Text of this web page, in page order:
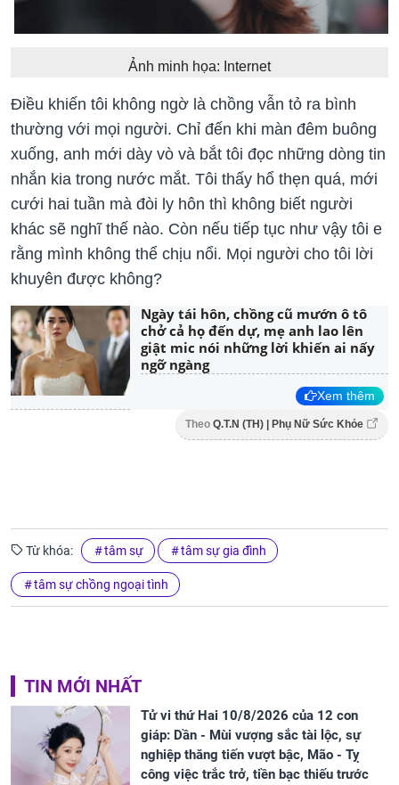
Ảnh minh họa: Internet
Điều khiến tôi không ngờ là chồng vẫn tỏ ra bình
thường với mọi người. Chỉ đến khi màn đêm buông
xuống, anh mới dày vò và bắt tôi đọc những dòng tin
nhắn kia trong nước mắt. Tôi thấy hổ thẹn quá, mới
cưới hai tuần mà đòi ly hôn thì không biết người
khác sẽ nghĩ thế nào. Còn nếu tiếp tục như vậy tôi e
rằng mình không thể chịu nổi. Mọi người cho tôi lời
khuyên được không?
Ngày tái hôn, chồng cũ mướn ô tô
chở cả họ đến dự, mẹ anh lao lên
giật mic nói những lời khiến ai nấy
ngỡ ngàng
Xem thêm
Theo Q.T.N (TH) | Phụ Nữ Sức Khỏe
Từ khóa: tâm sự tâm sự gia đình
tâm sự chồng ngoại tình
TIN MỚI NHẤT
Tử vi thứ Hai 10/8/2026 của 12 con
giáp: Dần - Mùi vượng sắc tài lộc, sự
nghiệp thăng tiến vượt bậc, Mão - Tỵ
công việc trắc trở, tiền bạc thiếu trước